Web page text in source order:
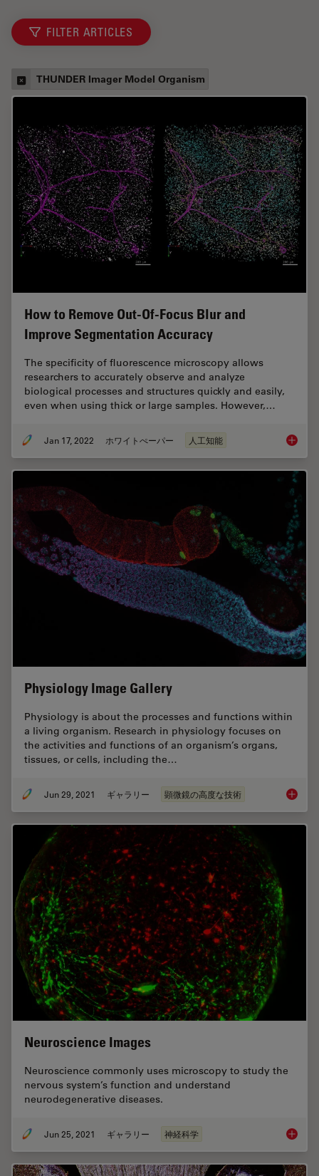
FILTER ARTICLES
THUNDER Imager Model Organism
How to Remove Out-Of-Focus Blur and
Improve Segmentation Accuracy
The specificity of fluorescence microscopy allows
researchers to accurately observe and analyze
biological processes and structures quickly and easily,
even when using thick or large samples. However,…
Jan 17, 2022 ホワイトぺーパー 人工知能 How to
Physiology Image Gallery
Physiology is about the processes and functions within
a living organism. Research in physiology focuses on
the activities and functions of an organism’s organs,
tissues, or cells, including the…
Jun 29, 2021 ギャラリー 顕微鏡の高度な技術
Neuroscience Images
Neuroscience commonly uses microscopy to study the
nervous system’s function and understand
neurodegenerative diseases.
Jun 25, 2021 ギャラリー 神経科学